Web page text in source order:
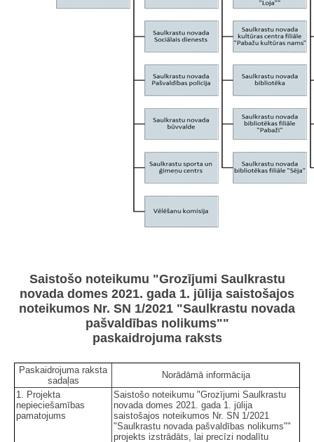
Saistošo noteikumu "Grozījumi Saulkrastu
novada domes 2021. gada 1. jūlija saistošajos
noteikumos Nr. SN 1/2021 "Saulkrastu novada
pašvaldības nolikums""
paskaidrojuma raksts
Paskaidrojuma raksta
sadaļas
Norādāmā informācija
1. Projekta
nepieciešamības
pamatojums
Saistošo noteikumu "Grozījumi Saulkrastu
novada domes 2021. gada 1. jūlija
saistošajos noteikumos Nr. SN 1/2021
"Saulkrastu novada pašvaldības nolikums""
projekts izstrādāts, lai precīzi nodalītu